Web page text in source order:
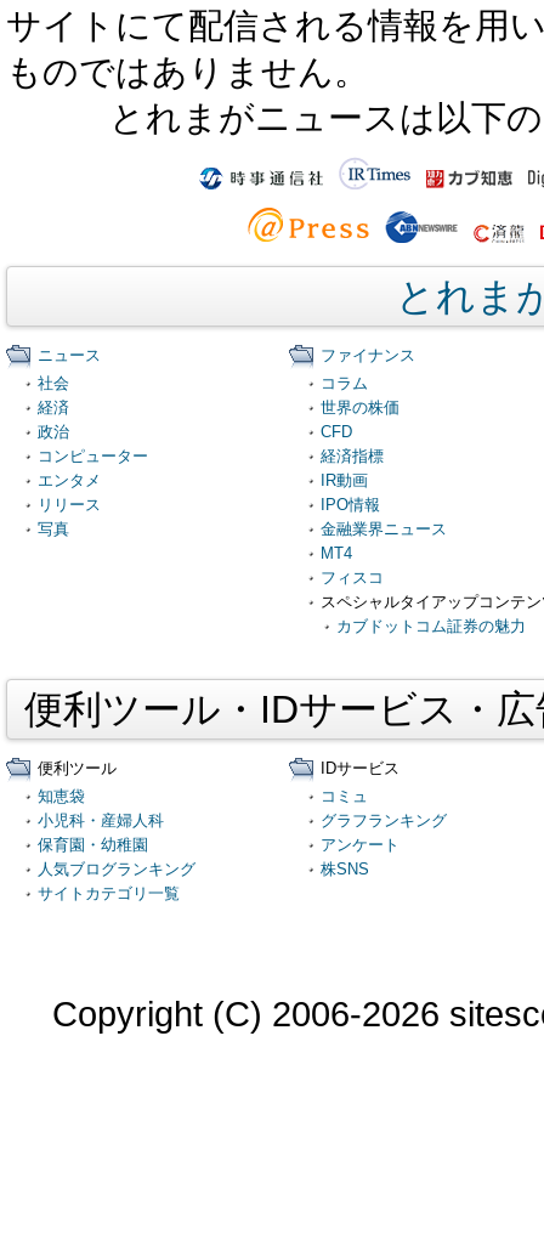
サイトにて配信される情報を用
ものではありません。
とれまがニュースは以下
とれま
ニュース
社会
経済
政治
コンピューター
エンタメ
リリース
写真
ファイナンス
コラム
世界の株価
CFD
経済指標
IR動画
IPO情報
金融業界ニュース
MT4
フィスコ
スペシャルタイアップコンテ
カブドットコム証券の魅力
便利ツール・IDサービス・
便利ツール
知恵袋
小児科・産婦人科
保育園・幼稚園
人気ブログランキング
サイトカテゴリ一覧
IDサービス
コミュ
グラフランキング
アンケート
株SNS
Copyright (C) 2006-2026